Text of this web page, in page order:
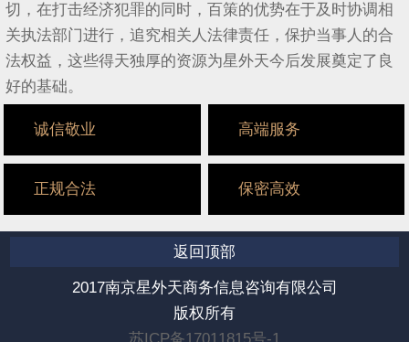
切，在打击经济犯罪的同时，百策的优势在于及时协调相
关执法部门进行，追究相关人法律责任，保护当事人的合
法权益，这些得天独厚的资源为星外天今后发展奠定了良
好的基础。
诚信敬业 高端服务
正规合法 保密高效
返回顶部
2017南京星外天商务信息咨询有限公司
版权所有
苏ICP备17011815号-1